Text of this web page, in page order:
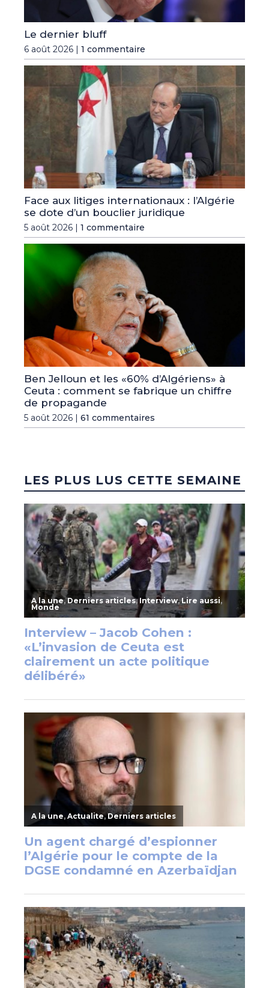
Le dernier bluff
6 août 2026 | 1 commentaire
Face aux litiges internationaux : l’Algérie
se dote d’un bouclier juridique
5 août 2026 | 1 commentaire
Ben Jelloun et les «60% d’Algériens» à
Ceuta : comment se fabrique un chiffre
de propagande
5 août 2026 | 61 commentaires
LES PLUS LUS CETTE SEMAINE